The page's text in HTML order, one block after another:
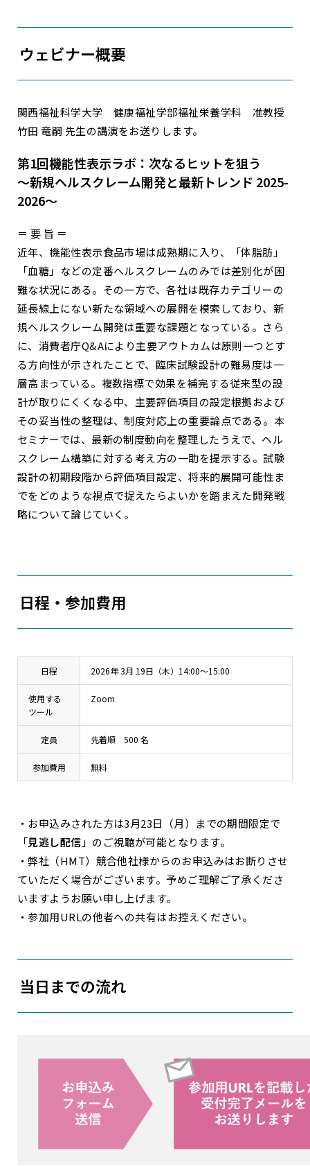
ウェビナー概要
関西福祉科学大学 健康福祉学部福祉栄養学科 准教授
竹田 竜嗣 先生の講演をお送りします。
第1回機能性表示ラボ：次なるヒットを狙う
～新規ヘルスクレーム開発と最新トレンド 2025-
2026～
＝ 要 旨 ＝
近年、機能性表示食品市場は成熟期に入り、「体脂肪」
「血糖」などの定番ヘルスクレームのみでは差別化が困
難な状況にある。その一方で、各社は既存カテゴリーの
延長線上にない新たな領域への展開を模索しており、新
規ヘルスクレーム開発は重要な課題となっている。さら
に、消費者庁Q&Aにより主要アウトカムは原則一つとす
る方向性が示されたことで、臨床試験設計の難易度は一
層高まっている。複数指標で効果を補完する従来型の設
計が取りにくくなる中、主要評価項目の設定根拠および
その妥当性の整理は、制度対応上の重要論点である。本
セミナーでは、最新の制度動向を整理したうえで、ヘル
スクレーム構築に対する考え方の一助を提示する。試験
設計の初期段階から評価項目設定、将来的展開可能性ま
でをどのような視点で捉えたらよいかを踏まえた開発戦
略について論じていく。
日程・参加費用
日程 2026年 3月 19日（木）14:00～15:00
使用する
ツール
Zoom
定員 先着順 500 名
参加費用 無料
・お申込みされた方は3月23日（月）までの期間限定で
「見逃し配信 」のご視聴が可能となります。
・弊社（HMT）競合他社様からのお申込みはお断りさせ
ていただく場合がございます。予めご理解ご了承くださ
いますようお願い申し上げます。
・参加用URLの他者への共有はお控えください。
当日までの流れ